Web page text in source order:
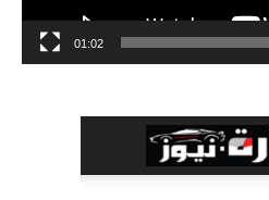
01:02